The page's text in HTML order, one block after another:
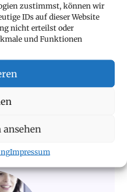
zustimmst, können wir
IDs auf dieser Website
nicht erteilst oder
und Funktionen
Impressum
und die damit
leider viel zu kurz.
sind, sich die
bleibt gespannt. Es
von